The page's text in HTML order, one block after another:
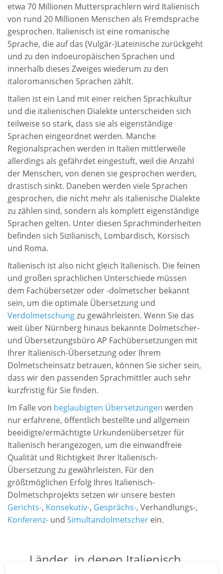
etwa 70 Millionen Muttersprachlern wird Italienisch
von rund 20 Millionen Menschen als Fremdsprache
gesprochen. Italienisch ist eine romanische
Sprache, die auf das (Vulgär-)Lateinische zurückgeht
und zu den indoeuropäischen Sprachen und
innerhalb dieses Zweiges wiederum zu den
italoromanischen Sprachen zählt.
Italien ist ein Land mit einer reichen Sprachkultur
und die italienischen Dialekte unterscheiden sich
teilweise so stark, dass sie als eigenständige
Sprachen eingeordnet werden. Manche
Regionalsprachen werden in Italien mittlerweile
allerdings als gefährdet eingestuft, weil die Anzahl
der Menschen, von denen sie gesprochen werden,
drastisch sinkt. Daneben werden viele Sprachen
gesprochen, die nicht mehr als italienische Dialekte
zu zählen sind, sondern als komplett eigenständige
Sprachen gelten. Unter diesen Sprachminderheiten
befinden sich Sizilianisch, Lombardisch, Korsisch
und Roma.
Italienisch ist also nicht gleich Italienisch. Die feinen
und großen sprachlichen Unterschiede müssen
dem Fachübersetzer oder -dolmetscher bekannt
sein, um die optimale Übersetzung und
Verdolmetschungzu gewährleisten. Wenn Sie das
weit über Nürnberg hinaus bekannte Dolmetscher-
und Übersetzungsbüro AP Fachübersetzungen mit
Ihrer Italienisch-Übersetzung oder Ihrem
Dolmetscheinsatz betrauen, können Sie sicher sein,
dass wir den passenden Sprachmittler auch sehr
kurzfristig für Sie finden.
Im Falle von beglaubigten Übersetzungen werden
nur erfahrene, öffentlich bestellte und allgemein
beeidigte/ermächtigte Urkundenübersetzer für
Italienisch herangezogen, um die einwandfreie
Qualität und Richtigkeit Ihrer Italienisch-
Übersetzung zu gewährleisten. Für den
größtmöglichen Erfolg Ihres Italienisch-
Dolmetschprojekts setzen wir unsere besten
Gerichts-, Konsekutiv-, Gesprächs-, Verhandlungs-,
Konferenz- und Simultandolmetscher ein.
Länder, in denen Italienisch